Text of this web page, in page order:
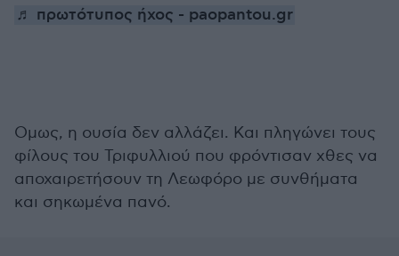
♬ πρωτότυπος ήχος - paopantou.gr
Ομως, η ουσία δεν αλλάζει. Και πληγώνει τους
φίλους του Τριφυλλιού που φρόντισαν χθες να
αποχαιρετήσουν τη Λεωφόρο με συνθήματα
και σηκωμένα πανό.